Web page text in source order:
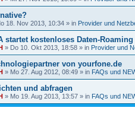
18. Nov 2013, 10:34 » in Provider und
startet kostenloses Daten-Roaming
» Do 10. Okt 2013, 18:58 » in Provider und
von yourfone.de
» Mo 27. Aug 2012, 08:49 » in FAQs und
und abfragen
» Mo 19. Aug 2013, 13:57 » in FAQs und